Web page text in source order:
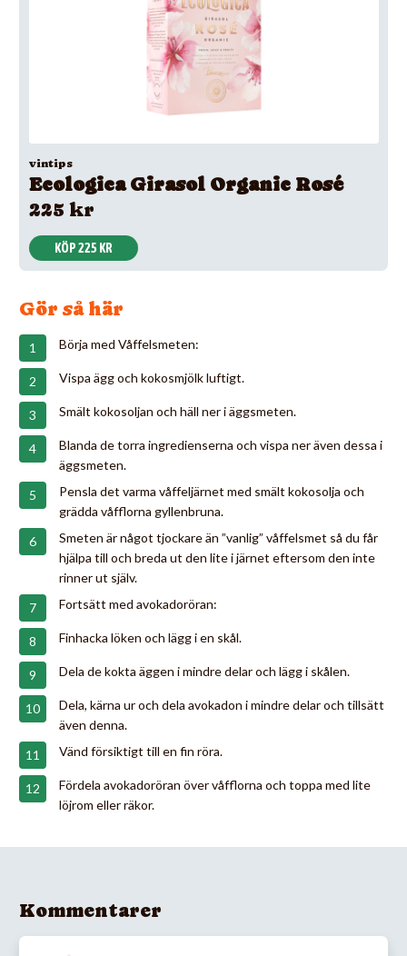
vintips
Ecologica Girasol Organic Rosé
225 kr
KÖP 225 KR
Gör så här
Börja med Våffelsmeten:
Vispa ägg och kokosmjölk luftigt.
Smält kokosoljan och häll ner i äggsmeten.
Blanda de torra ingredienserna och vispa ner även dessa i
äggsmeten.
Pensla det varma våffeljärnet med smält kokosolja och
grädda våfflorna gyllenbruna.
Smeten är något tjockare än ”vanlig” våffelsmet så du får
hjälpa till och breda ut den lite i järnet eftersom den inte
rinner ut själv.
Fortsätt med avokadoröran:
Finhacka löken och lägg i en skål.
Dela de kokta äggen i mindre delar och lägg i skålen.
Dela, kärna ur och dela avokadon i mindre delar och tillsätt
även denna.
Vänd försiktigt till en fin röra.
Fördela avokadoröran över våfflorna och toppa med lite
löjrom eller räkor.
Kommentarer